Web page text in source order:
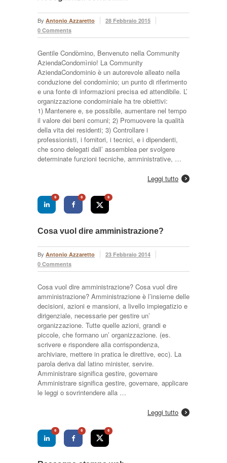
By Antonio Azzaretto
28 Febbraio 2015
0 Comments
Gentile Condòmino, Benvenuto nella Community
AziendaCondomìnio! La Community
AziendaCondominio è un autorevole alleato nella
conduzione del condomìnio; un punto di riferimento
e una fonte di informazioni precisa ed attendibile. L’
organizzazione condominiale ha tre obiettivi:
1) Mantenere e, se possibile, aumentare nel tempo
il valore dei beni comuni; 2) Promuovere la qualità
della vita dei residenti; 3) Controllare i
professionisti, i fornitori, i tecnici, e i dipendenti,
che sono delegati dall’ assemblea per svolgere
determinate funzioni tecniche, amministrative, …
Leggi tutto
0 0 0
Cosa vuol dire amministrazione?
By Antonio Azzaretto
23 Febbraio 2014
0 Comments
Cosa vuol dire amministrazione? Cosa vuol dire
amministrazione? Amministrazione è l’insieme delle
decisioni, azioni e mansioni, a livello impiegatizio e
dirigenziale, necessarie per gestire un’
organizzazione. Tutte quelle azioni, grandi e
piccole, che formano un’ organizzazione. (es.
scrivere e rispondere alla corrispondenza,
archiviare, mettere in pratica le direttive, ecc). La
parola deriva dal latino minister, servire.
Amministrare significa gestire, governare
Amministrare significa gestire, governare, applicare
le leggi o sovrintendere alla …
Leggi tutto
0 0 0